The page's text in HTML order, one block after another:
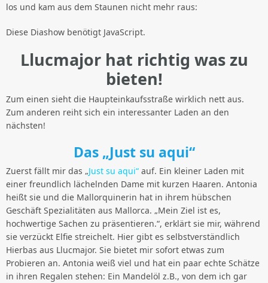
los und kam aus dem Staunen nicht mehr raus:
Diese Diashow benötigt JavaScript.
Llucmajor hat richtig was zu
bieten!
Zum einen sieht die Haupteinkaufsstraße wirklich nett aus.
Zum anderen reiht sich ein interessanter Laden an den
nächsten!
Das „Just su aqui“
Zuerst fällt mir das „Just su aqui“ auf. Ein kleiner Laden mit
einer freundlich lächelnden Dame mit kurzen Haaren. Antonia
heißt sie und die Mallorquinerin hat in ihrem hübschen
Geschäft Spezialitäten aus Mallorca. „Mein Ziel ist es,
hochwertige Sachen zu präsentieren.“, erklärt sie mir, während
sie verzückt Elfie streichelt. Hier gibt es selbstverständlich
Hierbas aus Llucmajor. Sie bietet mir sofort etwas zum
Probieren an. Antonia weiß viel und hat ein paar echte Schätze
in ihren Regalen stehen: Ein Mandelöl z.B., von dem ich gar